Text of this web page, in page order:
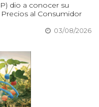
dio a conocer su
al Consumidor
03/08/2026